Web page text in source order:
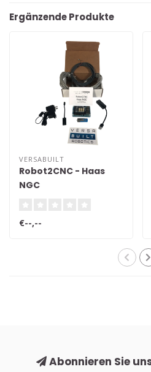
Ergänzende Produkte
VERSABUILT
Robot2CNC - Haas
NGC
€--,--
Abonnieren Sie